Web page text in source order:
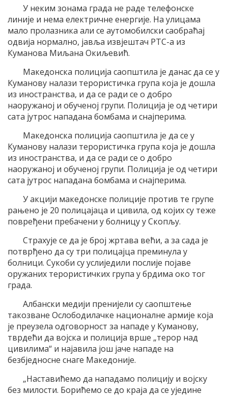
У неким зонама града не раде телефонске
линије и нема електричне енергије. На улицама
мало пролазника али се аутомобилски саобраћај
одвија нормално, јавља извјештач РТС-а из
Куманова Миљана Окиљевић.
Македонска полиција саопштила је данас да се у
Куманову налази терористичка група која је дошла
из иностранства, и да се ради се о добро
наоружаној и обученој групи. Полиција је од четири
сата јутрос нападана бомбама и снајперима.
Македонска полиција саопштила је да се у
Куманову налази терористичка група која је дошла
из иностранства, и да се ради се о добро
наоружаној и обученој групи. Полиција је од четири
сата јутрос нападана бомбама и снајперима.
У акцији македонске полиције против те групе
рањено је 20 полицајаца и цивила, од којих су теже
повређени пребачени у болницу у Скопљу.
Страхује се да је број жртава већи, а за сада је
потврђено да су три полицајца преминула у
болници. Сукоби су услиједили послије појаве
оружаних терористичких група у брдима око тог
града.
Албански медији пренијели су саопштење
такозване Ослободилачке националне армије која
је преузела одговорност за нападе у Куманову,
тврдећи да војска и полиција врше „терор над
цивилима“ и најавила још јаче нападе на
безбједносне снаге Македоније.
„Наставићемо да нападамо полицију и војску
без милости. Борићемо се до краја да се уједине